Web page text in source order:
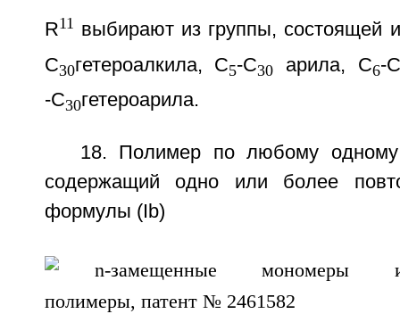
R11 выбирают из группы, состоящей
С30гетероалкила, С5-С30 арила, С6-С
-С30гетероарила.
18. Полимер по любому одному
содержащий одно или более
формулы (Ib)